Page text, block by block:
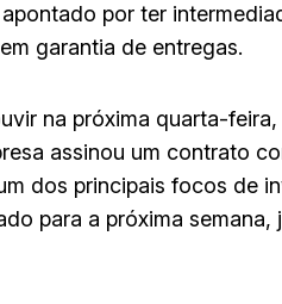
apontado por ter
garantia de entregas.
na próxima quarta-
assinou um contrato
dos principais focos de
para a próxima